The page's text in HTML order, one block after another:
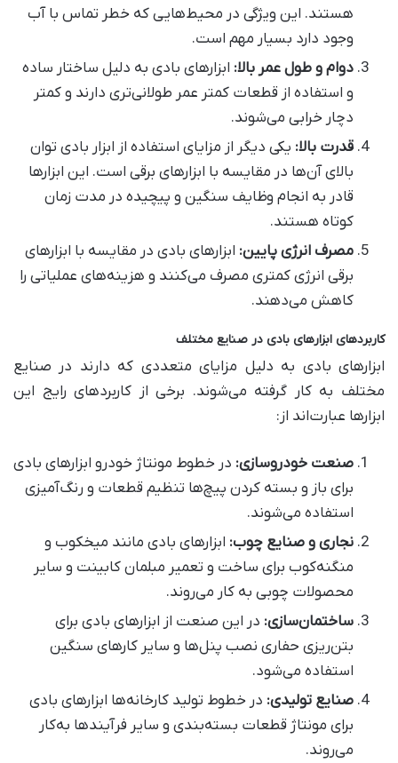
هستند. این ویژگی در محیط‌هایی که خطر تماس با آب
وجود دارد بسیار مهم است.
دوام و طول عمر بالا: ابزارهای بادی به دلیل ساختار ساده
و استفاده از قطعات کمتر عمر طولانی‌تری دارند و کمتر
دچار خرابی می‌شوند.
قدرت بالا: یکی دیگر از مزایای استفاده از ابزار بادی توان
بالای آن‌ها در مقایسه با ابزارهای برقی است. این ابزارها
قادر به انجام وظایف سنگین و پیچیده در مدت زمان
کوتاه هستند.
مصرف انرژی پایین: ابزارهای بادی در مقایسه با ابزارهای
برقی انرژی کمتری مصرف می‌کنند و هزینه‌های عملیاتی را
کاهش می‌دهند.
کاربردهای ابزارهای بادی در صنایع مختلف
ابزارهای بادی به دلیل مزایای متعددی که دارند در صنایع
مختلف به کار گرفته می‌شوند. برخی از کاربردهای رایج این
ابزارها عبارت‌اند از:
صنعت خودروسازی: در خطوط مونتاژ خودرو ابزارهای بادی
برای باز و بسته کردن پیچ‌ها تنظیم قطعات و رنگ‌آمیزی
استفاده می‌شوند.
نجاری و صنایع چوب: ابزارهای بادی مانند میخکوب و
منگنه‌کوب برای ساخت و تعمیر مبلمان کابینت و سایر
محصولات چوبی به کار می‌روند.
ساختمان‌سازی: در این صنعت از ابزارهای بادی برای
بتن‌ریزی حفاری نصب پنل‌ها و سایر کارهای سنگین
استفاده می‌شود.
صنایع تولیدی: در خطوط تولید کارخانه‌ها ابزارهای بادی
برای مونتاژ قطعات بسته‌بندی و سایر فرآیندها به‌کار
می‌روند.